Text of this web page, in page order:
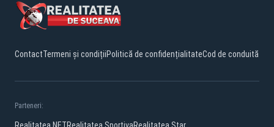
ContactTermeni și condițiiPolitică de confidențialitateCod de conduită
Parteneri: